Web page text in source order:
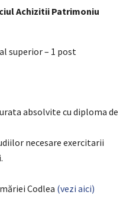
Achizitii Patrimoniu
superior – 1 post
absolvite cu diploma de
necesare exercitarii
Codlea (vezi aici)